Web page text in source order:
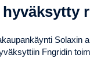
hyväksytty
Solaxin
Fngridin